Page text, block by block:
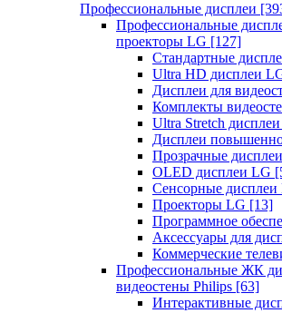
Профессиональные дисплеи
Профессиональные
проекторы LG [127]
Стандартные
Ultra HD дисплеи
Дисплеи для
Комплекты
Ultra Stretch
Дисплеи
Прозрачные
OLED дисплеи LG
Сенсорные дисплеи
Проекторы LG [13]
Программное
Аксессуары для
Коммерческие
Профессиональные ЖК
видеостены Philips [63]
Интерактивные